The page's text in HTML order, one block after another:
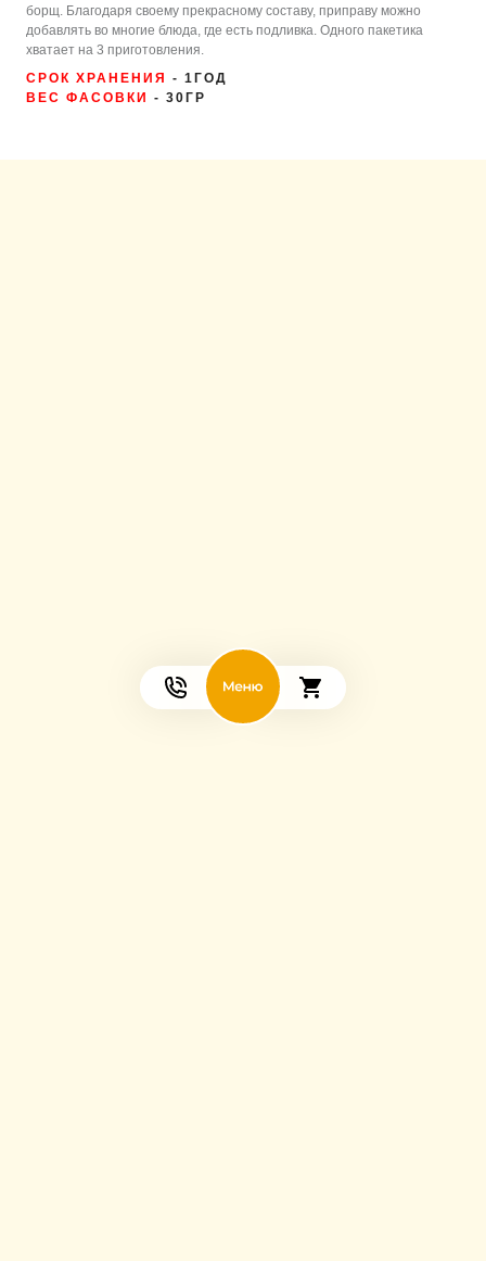
борщ. Благодаря своему прекрасному составу, приправу можно
добавлять во многие блюда, где есть подливка. Одного пакетика
хватает на 3 приготовления.
СРОК ХРАНЕНИЯ
- 1ГОД
ВЕС ФАСОВКИ
- 30ГР